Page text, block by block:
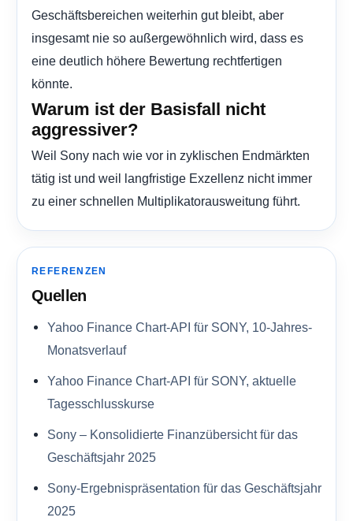
Geschäftsbereichen weiterhin gut bleibt, aber
insgesamt nie so außergewöhnlich wird, dass es
eine deutlich höhere Bewertung rechtfertigen
könnte.
Warum ist der Basisfall nicht
aggressiver?
Weil Sony nach wie vor in zyklischen Endmärkten
tätig ist und weil langfristige Exzellenz nicht immer
zu einer schnellen Multiplikatorausweitung führt.
REFERENZEN
Quellen
Yahoo Finance Chart-API für SONY, 10-Jahres-
Monatsverlauf
Yahoo Finance Chart-API für SONY, aktuelle
Tagesschlusskurse
Sony – Konsolidierte Finanzübersicht für das
Geschäftsjahr 2025
Sony-Ergebnispräsentation für das Geschäftsjahr
2025